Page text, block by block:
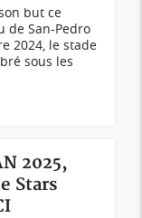
but ce
de San-Pedro
2024, le stade
sous les
2025,
Stars